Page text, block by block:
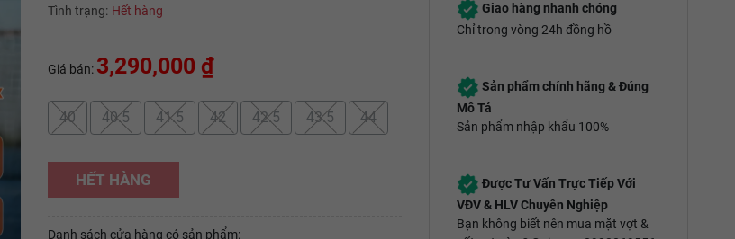
Tình trạng: Hết hàng
Giá bán: 3,290,000 ₫
40 40.5 41.5 42 42.5 43.5 44
HẾT HÀNG
Danh sách cửa hàng có sản phẩm:
Giao hàng nhanh chóng
Chỉ trong vòng 24h đồng hồ
Sản phẩm chính hãng & Đúng
Mô Tả
Sản phẩm nhập khẩu 100%
Được Tư Vấn Trực Tiếp Với
VĐV & HLV Chuyên Nghiệp
Bạn không biết nên mua mặt vợt &